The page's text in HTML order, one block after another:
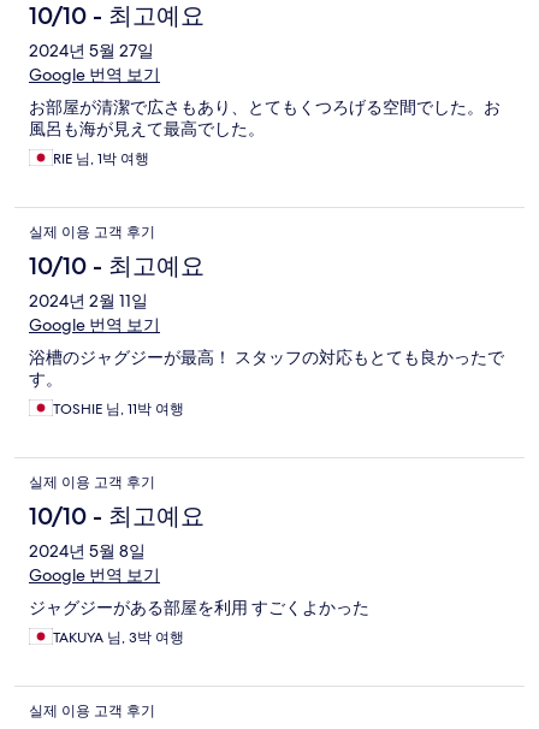
10/10 - 최고예요
2024년 5월 27일
Google 번역 보기
お部屋が清潔で広さもあり、とてもくつろげる空間でした。お
風呂も海が見えて最高でした。
RIE 님, 1박 여행
실제 이용 고객 후기
10/10 - 최고예요
2024년 2월 11일
Google 번역 보기
浴槽のジャグジーが最高！ スタッフの対応もとても良かったで
す。
TOSHIE 님, 11박 여행
실제 이용 고객 후기
10/10 - 최고예요
2024년 5월 8일
Google 번역 보기
ジャグジーがある部屋を利用 すごくよかった
TAKUYA 님, 3박 여행
실제 이용 고객 후기